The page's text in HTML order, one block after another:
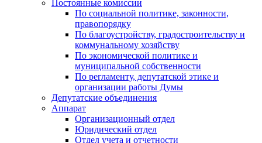
Постоянные комиссии
По социальной политике, законности,
правопорядку
По благоустройству, градостроительству и
коммунальному хозяйству
По экономической политике и
муниципальной собственности
По регламенту, депутатской этике и
организации работы Думы
Депутатские объединения
Аппарат
Организационный отдел
Юридический отдел
Отдел учета и отчетности